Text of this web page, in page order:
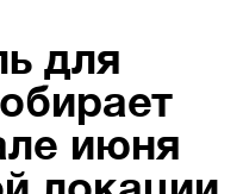
для
июня